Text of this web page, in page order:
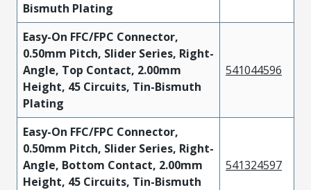
Bismuth Plating
Easy-On FFC/FPC Connector,
0.50mm Pitch, Slider Series, Right-
Angle, Top Contact, 2.00mm
Height, 45 Circuits, Tin-Bismuth
Plating
541044596
Easy-On FFC/FPC Connector,
0.50mm Pitch, Slider Series, Right-
Angle, Bottom Contact, 2.00mm
Height, 45 Circuits, Tin-Bismuth
541324597